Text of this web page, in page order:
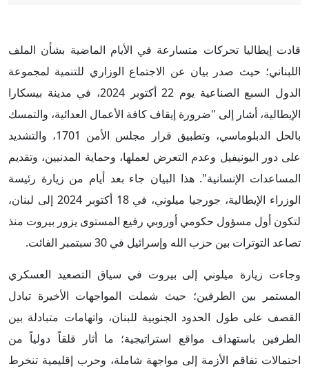
قادت إيطاليا تحركات متسارعة في الأيام الماضية بشأن الملف
اللبناني؛ حيث صدر بيان عن الاجتماع الوزاري للتنمية لمجموعة
الدول السبع الصناعية يوم 22 أكتوبر 2024، في مدينة بيسكارا
الإيطالية، أشار إلى "ضرورة إيقاف كافة الأعمال العدائية، والتمسك
بالحل الدبلوماسي، وتطبيق قرار مجلس الأمن 1701، والتشديد
على دور اليونيفيل وعدم التعرض لعملها، وحماية المدنيين، وتقديم
المساعدات الإنسانية". هذا البيان جاء بعد أيام من زيارة رئيسة
الوزراء الإيطالية، جورجيا ميلوني، في 18 أكتوبر 2024 إلى لبنان،
لتكون أول مسؤول حكومي أوروبي رفيع المستوى يزور بيروت منذ
تصاعد التوترات بين حزب الله وإسرائيل في 30 سبتمبر الفائت.
وجاءت زيارة ميلوني إلى بيروت في سياق التصعيد العسكري
المستمر بين الطرفين؛ حيث شملت المواجهات الأخيرة تبادل
القصف على طول الحدود الجنوبية للبنان، واتهامات متبادلة بين
الطرفين باستهداف مواقع استراتيجية؛ ما أثار قلقاً دولياً من
احتمالات تفاقم الأزمة إلى مواجهة شاملة، وحرب إقليمية تنخرط